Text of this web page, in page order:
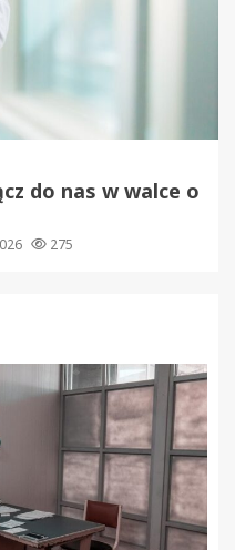
do nas w walce o
275